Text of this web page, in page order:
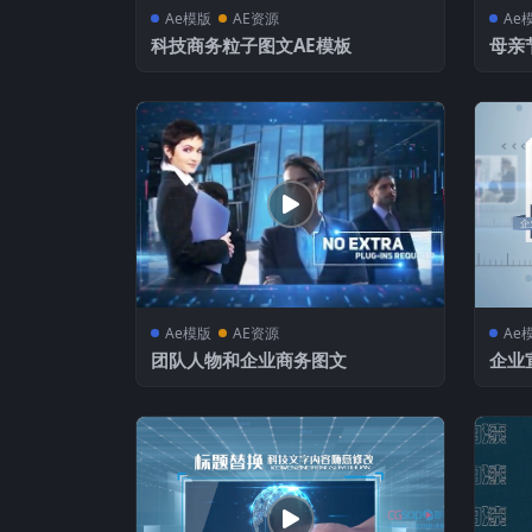
Ae模版 AE资源
科技商务粒子图文AE模板
Ae
母亲
Ae模版 AE资源
团队人物和企业商务图文
Ae
企业